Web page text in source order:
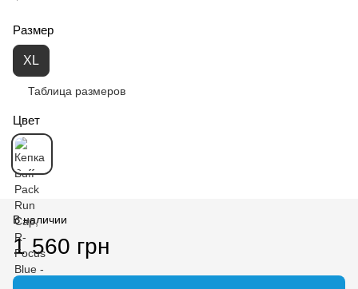
Размер
XL
Таблица размеров
Цвет
В наличии
1 560 грн